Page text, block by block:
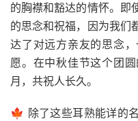
的胸襟和豁达的情怀。即
的思念和祝福，因为我们
达了对远方亲友的思念
愿。在中秋佳节这个团
月，共祝人长久。
🍁 除了这些耳熟能详的